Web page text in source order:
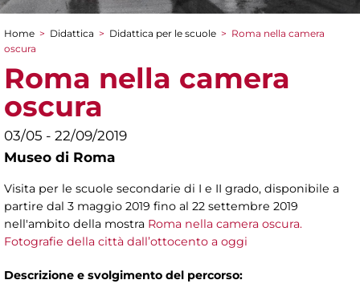
Tu sei qui
Home > Didattica > Didattica per le scuole > Roma nella camera
oscura
Roma nella camera
oscura
03/05 - 22/09/2019
Museo di Roma
Visita per le scuole secondarie di I e II grado, disponibile a
partire dal 3 maggio 2019 fino al 22 settembre 2019
nell'ambito della mostra Roma nella camera oscura.
Fotografie della città dall’ottocento a oggi
Descrizione e svolgimento del percorso: